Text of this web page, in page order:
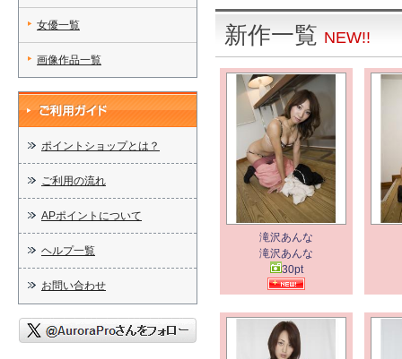
新作一覧 NEW!!
滝沢あんな
滝沢あんな
30pt
女優一覧
画像作品一覧
ポイントショップとは？
ご利用の流れ
APポイントについて
ヘルプ一覧
お問い合わせ